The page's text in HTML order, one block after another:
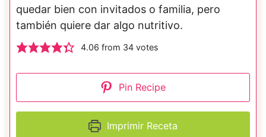
quedar bien con invitados o familia, pero
también quiere dar algo nutritivo.
4.06 from 34votes
Pin Recipe
Imprimir Receta